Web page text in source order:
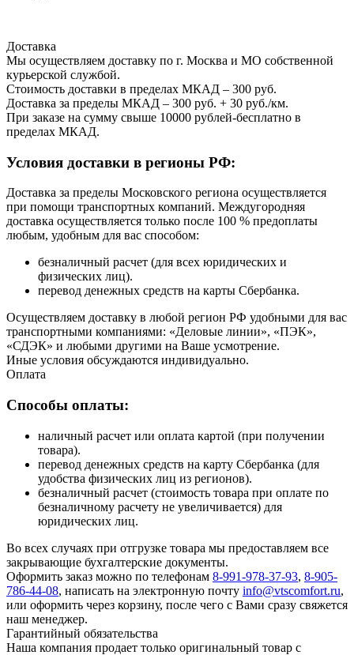
Доставка
Мы осуществляем доставку по г. Москва и МО собственной
курьерской службой.
Стоимость доставки в пределах МКАД – 300 руб.
Доставка за пределы МКАД – 300 руб. + 30 руб./км.
При заказе на сумму свыше 10000 рублей-бесплатно в
пределах МКАД.
Условия доставки в регионы РФ:
Доставка за пределы Московского региона осуществляется
при помощи транспортных компаний. Междугородняя
доставка осуществляется только после 100 % предоплаты
любым, удобным для вас способом:
безналичный расчет (для всех юридических и
физических лиц).
перевод денежных средств на карты Сбербанка.
Осуществляем доставку в любой регион РФ удобными для вас
транспортными компаниями: «Деловые линии», «ПЭК»,
«СДЭК» и любыми другими на Ваше усмотрение.
Иные условия обсуждаются индивидуально.
Оплата
Способы оплаты:
наличный расчет или оплата картой (при получении
товара).
перевод денежных средств на карту Сбербанка (для
удобства физических лиц из регионов).
безналичный расчет (стоимость товара при оплате по
безналичному расчету не увеличивается) для
юридических лиц.
Во всех случаях при отгрузке товара мы предоставляем все
закрывающие бухгалтерские документы.
Оформить заказ можно по телефонам 8-991-978-37-93, 8-905-
786-44-08, написать на электронную почту info@vtscomfort.ru,
или оформить через корзину, после чего с Вами сразу свяжется
наш менеджер.
Гарантийный обязательства
Наша компания продает только оригинальный товар с